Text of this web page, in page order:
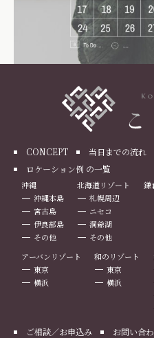
CONCEPT 当日までの流れ
ロケーション例 の一覧
沖縄
沖縄本島
宮古島
伊良部島
その他
北海道リゾート
札幌周辺
ニセコ
洞爺湖
その他
鎌
アーバンリゾート
東京
横浜
和のリゾート
東京
横浜
ご相談／お申込み お問い合